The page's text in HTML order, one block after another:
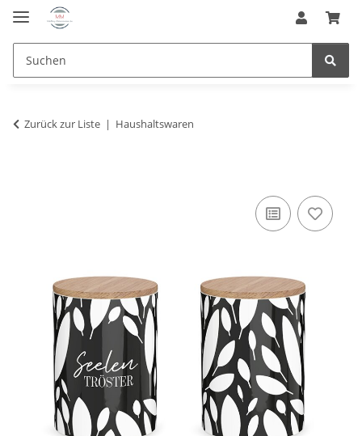
Zurück zur Liste Haushaltswaren